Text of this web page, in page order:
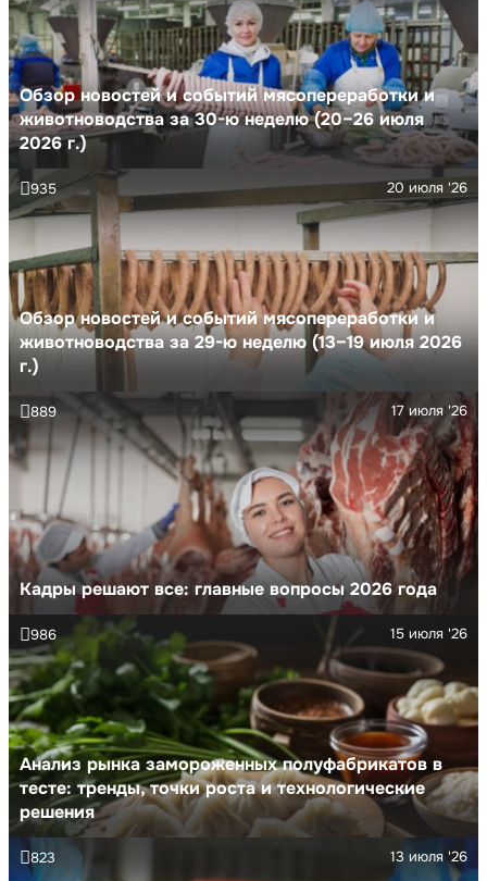
Обзор новостей и событий мясопереработки и
животноводства за 30-ю неделю (20–26 июля
2026 г.)
Обзор новостей и событий мясопереработки и
животноводства за 29-ю неделю (13–19 июля 2026
г.)
20 июля '26
935
Кадры решают все: главные вопросы 2026 года
17 июля '26
889
Анализ рынка замороженных полуфабрикатов в
тесте: тренды, точки роста и технологические
решения
15 июля '26
986
13 июля '26
823